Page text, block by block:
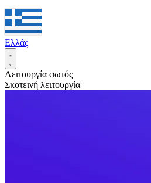
Ελλάς
Λειτουργία φωτός
Σκοτεινή λειτουργία